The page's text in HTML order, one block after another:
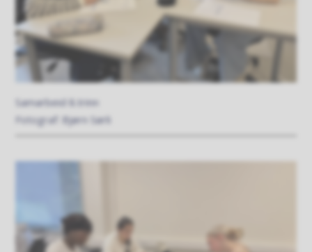
Samarbeid 8.trinn
Bjørn Sørli